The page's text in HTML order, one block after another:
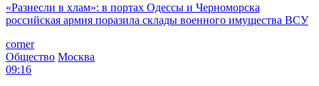
«Разнесли в хлам»: в портах Одессы и Черноморска
российская армия поразила склады военного имущества ВСУ
corner
Общество Москва
09:16